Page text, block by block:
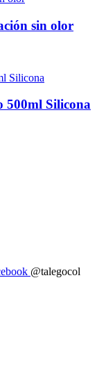
sin olor
500ml Silicona
@talegocol